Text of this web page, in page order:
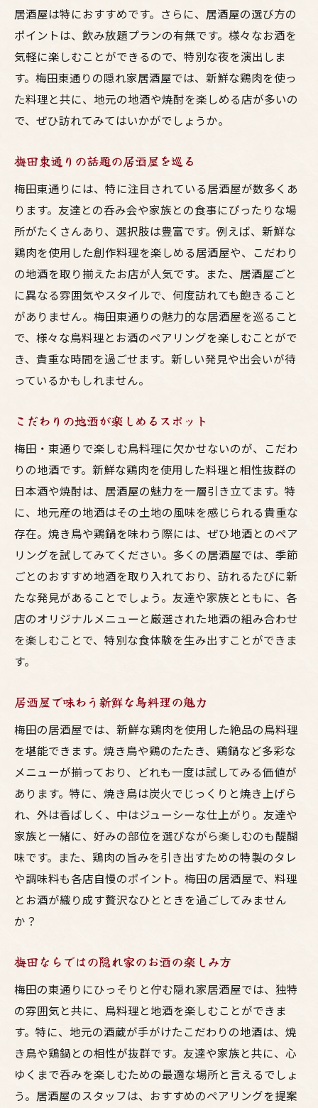
居酒屋は特におすすめです。さらに、居酒屋の選び方の
ポイントは、飲み放題プランの有無です。様々なお酒を
気軽に楽しむことができるので、特別な夜を演出しま
す。梅田東通りの隠れ家居酒屋では、新鮮な鶏肉を使っ
た料理と共に、地元の地酒や焼酎を楽しめる店が多いの
で、ぜひ訪れてみてはいかがでしょうか。
梅田東通りの話題の居酒屋を巡る
梅田東通りには、特に注目されている居酒屋が数多くあ
ります。友達との呑み会や家族との食事にぴったりな場
所がたくさんあり、選択肢は豊富です。例えば、新鮮な
鶏肉を使用した創作料理を楽しめる居酒屋や、こだわり
の地酒を取り揃えたお店が人気です。また、居酒屋ごと
に異なる雰囲気やスタイルで、何度訪れても飽きること
がありません。梅田東通りの魅力的な居酒屋を巡ること
で、様々な鳥料理とお酒のペアリングを楽しむことがで
き、貴重な時間を過ごせます。新しい発見や出会いが待
っているかもしれません。
こだわりの地酒が楽しめるスポット
梅田・東通りで楽しむ鳥料理に欠かせないのが、こだわ
りの地酒です。新鮮な鶏肉を使用した料理と相性抜群の
日本酒や焼酎は、居酒屋の魅力を一層引き立てます。特
に、地元産の地酒はその土地の風味を感じられる貴重な
存在。焼き鳥や鶏鍋を味わう際には、ぜひ地酒とのペア
リングを試してみてください。多くの居酒屋では、季節
ごとのおすすめ地酒を取り入れており、訪れるたびに新
たな発見があることでしょう。友達や家族とともに、各
店のオリジナルメニューと厳選された地酒の組み合わせ
を楽しむことで、特別な食体験を生み出すことができま
す。
居酒屋で味わう新鮮な鳥料理の魅力
梅田の居酒屋では、新鮮な鶏肉を使用した絶品の鳥料理
を堪能できます。焼き鳥や鶏のたたき、鶏鍋など多彩な
メニューが揃っており、どれも一度は試してみる価値が
あります。特に、焼き鳥は炭火でじっくりと焼き上げら
れ、外は香ばしく、中はジューシーな仕上がり。友達や
家族と一緒に、好みの部位を選びながら楽しむのも醍醐
味です。また、鶏肉の旨みを引き出すための特製のタレ
や調味料も各店自慢のポイント。梅田の居酒屋で、料理
とお酒が織り成す贅沢なひとときを過ごしてみません
か？
梅田ならではの隠れ家のお酒の楽しみ方
梅田の東通りにひっそりと佇む隠れ家居酒屋では、独特
の雰囲気と共に、鳥料理と地酒を楽しむことができま
す。特に、地元の酒蔵が手がけたこだわりの地酒は、焼
き鳥や鶏鍋との相性が抜群です。友達や家族と共に、心
ゆくまで呑みを楽しむための最適な場所と言えるでしょ
う。居酒屋のスタッフは、おすすめのペアリングを提案